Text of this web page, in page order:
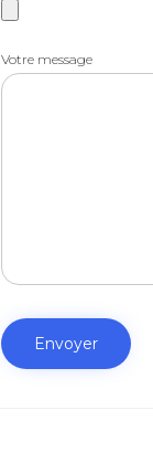
Votre message